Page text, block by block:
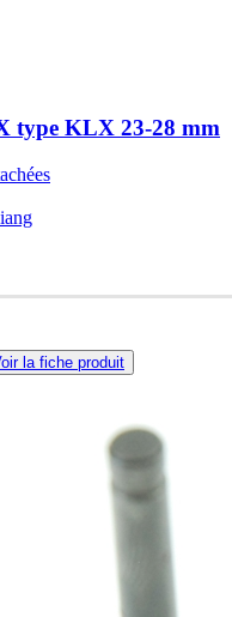
type KLX 23-28 mm
la fiche produit